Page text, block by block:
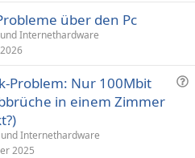
über den Pc
Internethardware
F
Problem: Nur 100Mbit
in einem Zimmer
Internethardware
2025